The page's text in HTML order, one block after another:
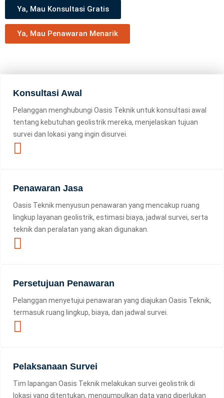
Ya, Mau Konsultasi Gratis
Ya, Mau Penawaran Menarik
Konsultasi Awal
Pelanggan menghubungi Oasis Teknik untuk konsultasi awal
tentang kebutuhan geolistrik mereka, menjelaskan tujuan
survei dan lokasi yang ingin disurvei.
Penawaran Jasa
Oasis Teknik menyusun penawaran yang mencakup ruang
lingkup layanan geolistrik, estimasi biaya, jadwal survei, serta
teknik dan peralatan yang akan digunakan.
Persetujuan Penawaran
Pelanggan menyetujui penawaran yang diajukan Oasis Teknik,
termasuk ruang lingkup, biaya, dan jadwal survei.
Pelaksanaan Survei
Tim lapangan Oasis Teknik melakukan survei geolistrik di
lokasi yang ditentukan, mengumpulkan data yang diperlukan